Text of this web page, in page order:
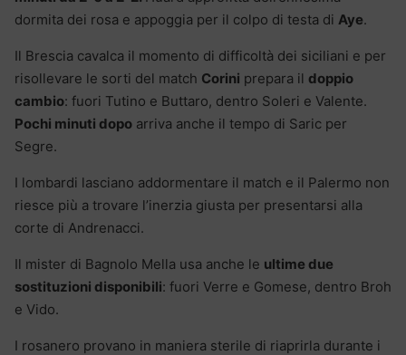
dormita dei rosa e appoggia per il colpo di testa di Aye.
Il Brescia cavalca il momento di difficoltà dei siciliani e per
risollevare le sorti del match Corini prepara il doppio
cambio: fuori Tutino e Buttaro, dentro Soleri e Valente.
Pochi minuti dopo arriva anche il tempo di Saric per
Segre.
I lombardi lasciano addormentare il match e il Palermo non
riesce più a trovare l’inerzia giusta per presentarsi alla
corte di Andrenacci.
Il mister di Bagnolo Mella usa anche le ultime due
sostituzioni disponibili: fuori Verre e Gomese, dentro Broh
e Vido.
I rosanero provano in maniera sterile di riaprirla durante i